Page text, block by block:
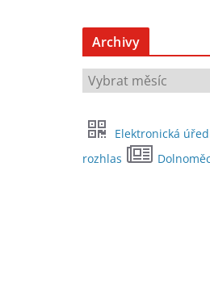
Archivy
A
r
h
i
Elektronická
rozhlas